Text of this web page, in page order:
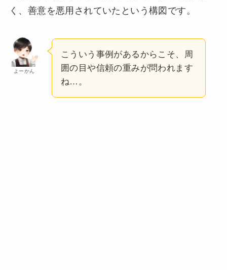
く、善意を悪用されていたという構図です。
よーかん
こういう事例があるからこそ、周
囲の目や信頼の重みが問われます
ね…。